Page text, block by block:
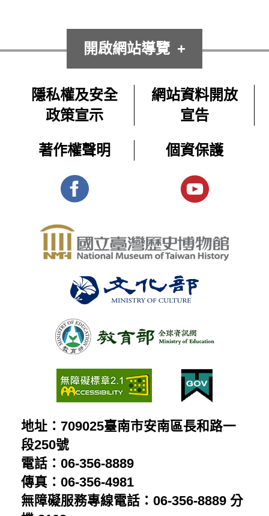
開啟網站導覽
隱私權及安全
政策宣示
網站資料開放
宣告
著作權聲明 個資保護
地址：709025臺南市安南區長和路一
段250號
電話：06-356-8889
傳真：06-356-4981
無障礙服務專線電話：06-356-8889 分